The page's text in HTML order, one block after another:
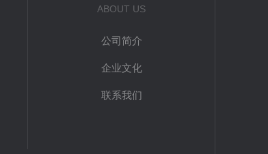
ABOUT US
公司简介
企业文化
联系我们